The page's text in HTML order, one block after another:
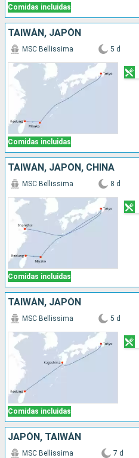
Comidas incluidas
TAIWÁN, JAPÓN
Comidas incluidas
MSC Bellissima 5 d
TAIWÁN, JAPÓN, CHINA
Comidas incluidas
MSC Bellissima 8 d
TAIWÁN, JAPÓN
Comidas incluidas
MSC Bellissima 5 d
JAPÓN, TAIWÁN
MSC Bellissima 7 d